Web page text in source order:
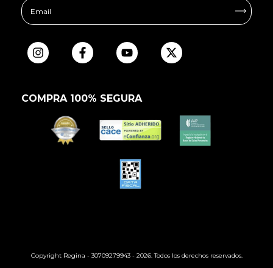
COMPRA 100% SEGURA
Copyright Regina - 30709279943 - 2026. Todos los derechos reservados.